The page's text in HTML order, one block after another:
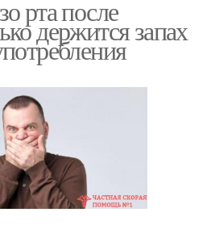
Чеснок изо рта
рта после
держится запах